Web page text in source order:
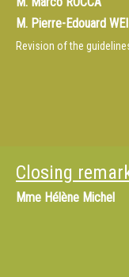
M. Pierre-Edouard
Revision of the
Closing
Mme Hélène Michel